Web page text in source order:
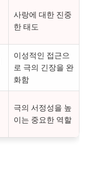
사랑에 대한 진중
한 태도
이성적인 접근으
로 극의 긴장을 완
화함
극의 서정성을 높
이는 중요한 역할